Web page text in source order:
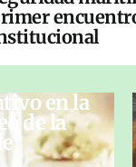
en la
de la